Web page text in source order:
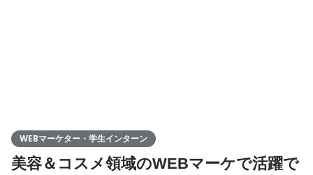
WEBマーケター・学生インターン
美容＆コスメ領域のWEBマーケで活躍で